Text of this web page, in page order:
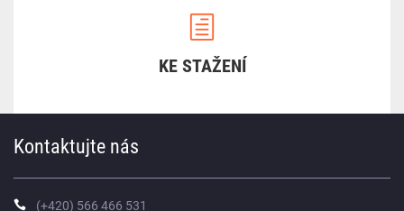
KE STAŽENÍ
Kontaktujte nás
(+420) 566 466 531